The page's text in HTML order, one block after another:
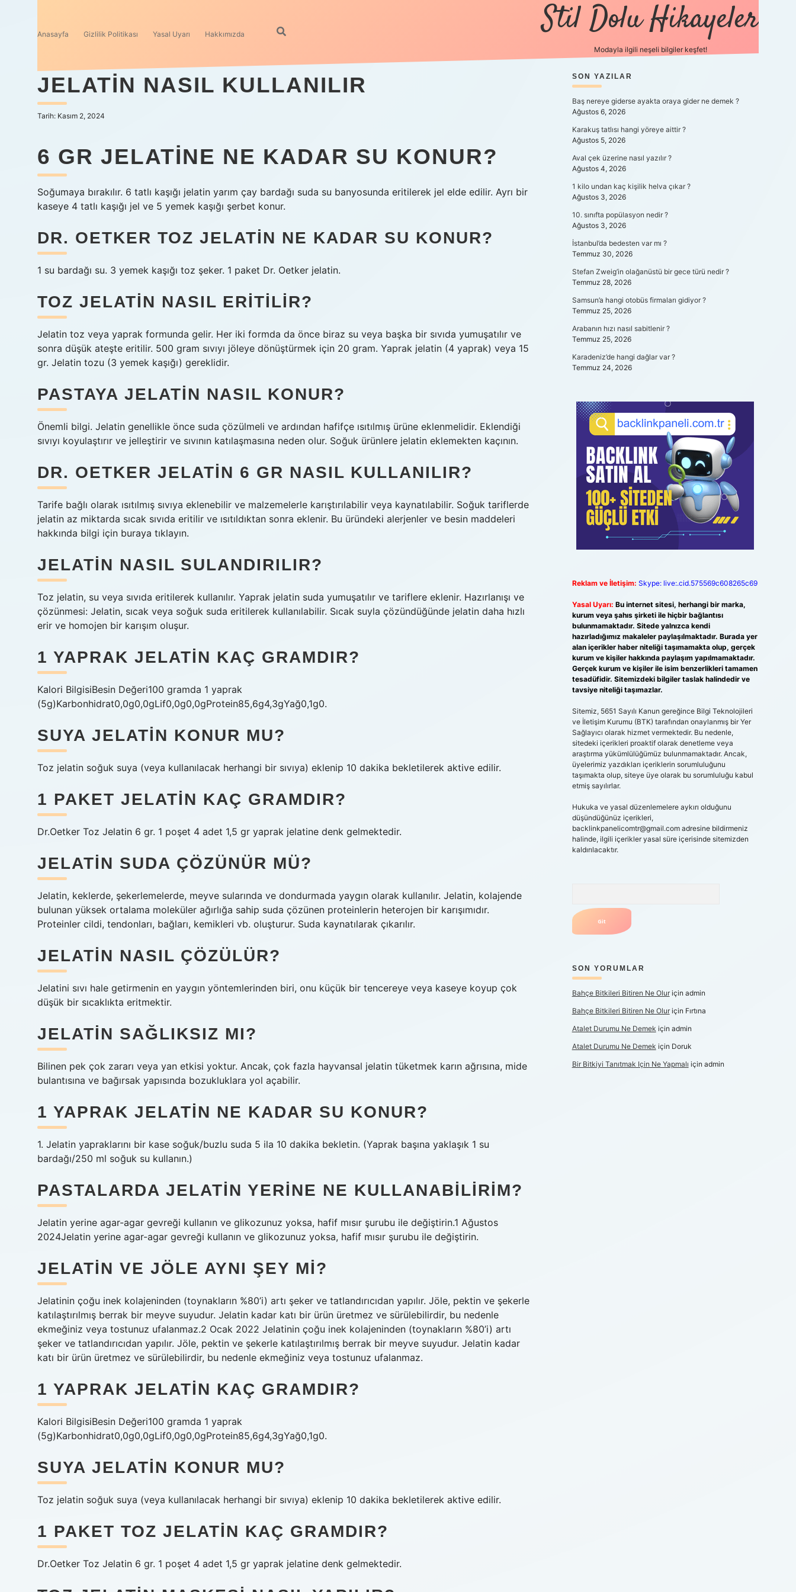
Anasayfa Gizlilik Politikası Yasal Uyarı Hakkımızda Stil Dolu Hikayeler
Modayla ilgili neşeli bilgiler keşfet!
JELATIN NASIL KULLANILIR
Tarih: Kasım 2, 2024
6 GR JELATINE NE KADAR SU KONUR?
Soğumaya bırakılır. 6 tatlı kaşığı jelatin yarım çay bardağı suda su banyosunda eritilerek jel elde edilir. Ayrı bir
kaseye 4 tatlı kaşığı jel ve 5 yemek kaşığı şerbet konur.
DR. OETKER TOZ JELATIN NE KADAR SU KONUR?
1 su bardağı su. 3 yemek kaşığı toz şeker. 1 paket Dr. Oetker jelatin.
TOZ JELATIN NASIL ERITILIR?
Jelatin toz veya yaprak formunda gelir. Her iki formda da önce biraz su veya başka bir sıvıda yumuşatılır ve
sonra düşük ateşte eritilir. 500 gram sıvıyı jöleye dönüştürmek için 20 gram. Yaprak jelatin (4 yaprak) veya 15
gr. Jelatin tozu (3 yemek kaşığı) gereklidir.
PASTAYA JELATIN NASIL KONUR?
Önemli bilgi. Jelatin genellikle önce suda çözülmeli ve ardından hafifçe ısıtılmış ürüne eklenmelidir. Eklendiği
sıvıyı koyulaştırır ve jelleştirir ve sıvının katılaşmasına neden olur. Soğuk ürünlere jelatin eklemekten kaçının.
DR. OETKER JELATIN 6 GR NASIL KULLANILIR?
Tarife bağlı olarak ısıtılmış sıvıya eklenebilir ve malzemelerle karıştırılabilir veya kaynatılabilir. Soğuk tariflerde
jelatin az miktarda sıcak sıvıda eritilir ve ısıtıldıktan sonra eklenir. Bu üründeki alerjenler ve besin maddeleri
hakkında bilgi için buraya tıklayın.
JELATIN NASIL SULANDIRILIR?
Toz jelatin, su veya sıvıda eritilerek kullanılır. Yaprak jelatin suda yumuşatılır ve tariflere eklenir. Hazırlanışı ve
çözünmesi: Jelatin, sıcak veya soğuk suda eritilerek kullanılabilir. Sıcak suyla çözündüğünde jelatin daha hızlı
erir ve homojen bir karışım oluşur.
1 YAPRAK JELATIN KAÇ GRAMDIR?
Kalori BilgisiBesin Değeri100 gramda 1 yaprak
(5g)Karbonhidrat0,0g0,0gLif0,0g0,0gProtein85,6g4,3gYağ0,1g0.
SUYA JELATIN KONUR MU?
Toz jelatin soğuk suya (veya kullanılacak herhangi bir sıvıya) eklenip 10 dakika bekletilerek aktive edilir.
1 PAKET JELATIN KAÇ GRAMDIR?
Dr.Oetker Toz Jelatin 6 gr. 1 poşet 4 adet 1,5 gr yaprak jelatine denk gelmektedir.
JELATIN SUDA ÇÖZÜNÜR MÜ?
Jelatin, keklerde, şekerlemelerde, meyve sularında ve dondurmada yaygın olarak kullanılır. Jelatin, kolajende
bulunan yüksek ortalama moleküler ağırlığa sahip suda çözünen proteinlerin heterojen bir karışımıdır.
Proteinler cildi, tendonları, bağları, kemikleri vb. oluşturur. Suda kaynatılarak çıkarılır.
JELATIN NASIL ÇÖZÜLÜR?
Jelatini sıvı hale getirmenin en yaygın yöntemlerinden biri, onu küçük bir tencereye veya kaseye koyup çok
düşük bir sıcaklıkta eritmektir.
JELATIN SAĞLIKSIZ MI?
Bilinen pek çok zararı veya yan etkisi yoktur. Ancak, çok fazla hayvansal jelatin tüketmek karın ağrısına, mide
bulantısına ve bağırsak yapısında bozukluklara yol açabilir.
1 YAPRAK JELATIN NE KADAR SU KONUR?
1. Jelatin yapraklarını bir kase soğuk/buzlu suda 5 ila 10 dakika bekletin. (Yaprak başına yaklaşık 1 su
bardağı/250 ml soğuk su kullanın.)
PASTALARDA JELATIN YERINE NE KULLANABILIRIM?
Jelatin yerine agar-agar gevreği kullanın ve glikozunuz yoksa, hafif mısır şurubu ile değiştirin.1 Ağustos
2024Jelatin yerine agar-agar gevreği kullanın ve glikozunuz yoksa, hafif mısır şurubu ile değiştirin.
JELATIN VE JÖLE AYNI ŞEY MI?
Jelatinin çoğu inek kolajeninden (toynakların %80’i) artı şeker ve tatlandırıcıdan yapılır. Jöle, pektin ve şekerle
katılaştırılmış berrak bir meyve suyudur. Jelatin kadar katı bir ürün üretmez ve sürülebilirdir, bu nedenle
ekmeğiniz veya tostunuz ufalanmaz.2 Ocak 2022 Jelatinin çoğu inek kolajeninden (toynakların %80’i) artı
şeker ve tatlandırıcıdan yapılır. Jöle, pektin ve şekerle katılaştırılmış berrak bir meyve suyudur. Jelatin kadar
katı bir ürün üretmez ve sürülebilirdir, bu nedenle ekmeğiniz veya tostunuz ufalanmaz.
1 YAPRAK JELATIN KAÇ GRAMDIR?
Kalori BilgisiBesin Değeri100 gramda 1 yaprak
(5g)Karbonhidrat0,0g0,0gLif0,0g0,0gProtein85,6g4,3gYağ0,1g0.
SUYA JELATIN KONUR MU?
Toz jelatin soğuk suya (veya kullanılacak herhangi bir sıvıya) eklenip 10 dakika bekletilerek aktive edilir.
1 PAKET TOZ JELATIN KAÇ GRAMDIR?
Dr.Oetker Toz Jelatin 6 gr. 1 poşet 4 adet 1,5 gr yaprak jelatine denk gelmektedir.
SIDEBAR
SON YAZILAR
Baş nereye giderse ayakta oraya gider ne demek ?
Ağustos 6, 2026
Karakuş tatlısı hangi yöreye aittir ?
Ağustos 5, 2026
Aval çek üzerine nasıl yazılır ?
Ağustos 4, 2026
1 kilo undan kaç kişilik helva çıkar ?
Ağustos 3, 2026
10. sınıfta popülasyon nedir ?
Ağustos 3, 2026
İstanbul’da bedesten var mı ?
Temmuz 30, 2026
Stefan Zweig’in olağanüstü bir gece türü nedir ?
Temmuz 28, 2026
Samsun’a hangi otobüs firmaları gidiyor ?
Temmuz 25, 2026
Arabanın hızı nasıl sabitlenir ?
Temmuz 25, 2026
Karadeniz’de hangi dağlar var ?
Temmuz 24, 2026
Reklam ve İletişim: Skype: live:.cid.575569c608265c69
Yasal Uyarı: Bu internet sitesi, herhangi bir marka,
kurum veya şahıs şirketi ile hiçbir bağlantısı
bulunmamaktadır. Sitede yalnızca kendi
hazırladığımız makaleler paylaşılmaktadır. Burada yer
alan içerikler haber niteliği taşımamakta olup, gerçek
kurum ve kişiler hakkında paylaşım yapılmamaktadır.
Gerçek kurum ve kişiler ile isim benzerlikleri tamamen
tesadüfidir. Sitemizdeki bilgiler taslak halindedir ve
tavsiye niteliği taşımazlar.
Sitemiz, 5651 Sayılı Kanun gereğince Bilgi Teknolojileri
ve İletişim Kurumu (BTK) tarafından onaylanmış bir Yer
Sağlayıcı olarak hizmet vermektedir. Bu nedenle,
sitedeki içerikleri proaktif olarak denetleme veya
araştırma yükümlülüğümüz bulunmamaktadır. Ancak,
üyelerimiz yazdıkları içeriklerin sorumluluğunu
taşımakta olup, siteye üye olarak bu sorumluluğu kabul
etmiş sayılırlar.
Hukuka ve yasal düzenlemelere aykırı olduğunu
düşündüğünüz içerikleri,
backlinkpanelicomtr@gmail.comadresine bildirmeniz
halinde, ilgili içerikler yasal süre içerisinde sitemizden
kaldırılacaktır.
SON YORUMLAR
Bahçe Bitkileri Bitiren Ne Oluriçin admin
Bahçe Bitkileri Bitiren Ne Oluriçin Fırtına
Atalet Durumu Ne Demek için admin
Atalet Durumu Ne Demek için Doruk
Bir Bitkiyi Tanıtmak Için Ne Yapmalı için admin